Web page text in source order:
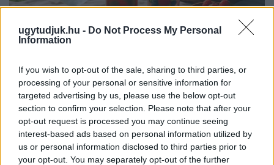
ugytudjuk.hu - Do Not Process My Personal
Information
If you wish to opt-out of the sale, sharing to third parties, or
processing of your personal or sensitive information for
targeted advertising by us, please use the below opt-out
section to confirm your selection. Please note that after your
opt-out request is processed you may continue seeing
interest-based ads based on personal information utilized by
us or personal information disclosed to third parties prior to
your opt-out. You may separately opt-out of the further
PIKNIK ITALOK: ÍZEK ÉS ÉLMÉNYEK A SZABADBAN
Ahogy tavaszodik és a nap egyre tovább marad velünk, sokaknak
támad kedve kirándulni a természetbe.
Szólj hozzá!